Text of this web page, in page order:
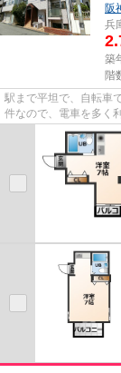
阪
兵
築
階
駅まで平坦で、自転車
件なので、電車を多く
の利用に役立つ物件で